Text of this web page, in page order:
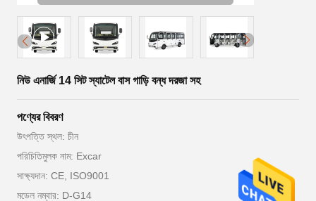
নিউ এনার্জি 14 সিট স্যাটেল বাস গাড়ি বন্ধ দরজা সহ
পণ্যের বিবরণ
উৎপত্তি স্থল: চীন
পরিচিতিমুলক নাম: Excar
সাক্ষ্যদান: CE, ISO9001
মডেল নম্বার: D-G14